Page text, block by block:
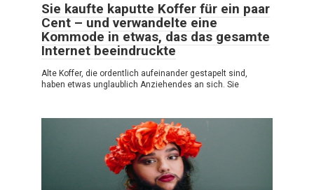
Sie kaufte kaputte Koffer für ein paar
Cent – und verwandelte eine
Kommode in etwas, das das gesamte
Internet beeindruckte
Alte Koffer, die ordentlich aufeinander gestapelt sind,
haben etwas unglaublich Anziehendes an sich. Sie